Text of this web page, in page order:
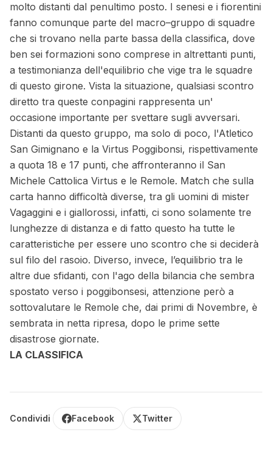
molto distanti dal penultimo posto. I senesi e i fiorentini
fanno comunque parte del macro–gruppo di squadre
che si trovano nella parte bassa della classifica, dove
ben sei formazioni sono comprese in altrettanti punti,
a testimonianza dell'equilibrio che vige tra le squadre
di questo girone. Vista la situazione, qualsiasi scontro
diretto tra queste conpagini rappresenta un'
occasione importante per svettare sugli avversari.
Distanti da questo gruppo, ma solo di poco, l'Atletico
San Gimignano e la Virtus Poggibonsi, rispettivamente
a quota 18 e 17 punti, che affronteranno il San
Michele Cattolica Virtus e le Remole. Match che sulla
carta hanno difficoltà diverse, tra gli uomini di mister
Vagaggini e i giallorossi, infatti, ci sono solamente tre
lunghezze di distanza e di fatto questo ha tutte le
caratteristiche per essere uno scontro che si deciderà
sul filo del rasoio. Diverso, invece, l’equilibrio tra le
altre due sfidanti, con l'ago della bilancia che sembra
spostato verso i poggibonsesi, attenzione però a
sottovalutare le Remole che, dai primi di Novembre, è
sembrata in netta ripresa, dopo le prime sette
disastrose giornate.
LA CLASSIFICA
Condividi Facebook Twitter